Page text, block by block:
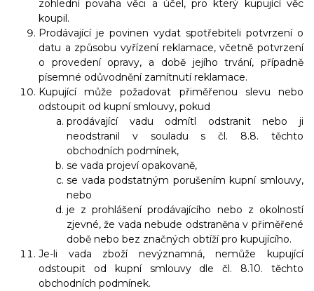
zohlední povaha věci a účel, pro který kupující věc
koupil.
Prodávající je povinen vydat spotřebiteli potvrzení o
datu a způsobu vyřízení reklamace, včetně potvrzení
o provedení opravy, a době jejího trvání, případně
písemné odůvodnění zamítnutí reklamace.
Kupující může požadovat přiměřenou slevu nebo
odstoupit od kupní smlouvy, pokud
prodávající vadu odmítl odstranit nebo ji
neodstranil v souladu s čl. 8.8. těchto
obchodních podmínek,
se vada projeví opakovaně,
se vada podstatným porušením kupní smlouvy,
nebo
je z prohlášení prodávajícího nebo z okolností
zjevné, že vada nebude odstraněna v přiměřené
době nebo bez značných obtíží pro kupujícího.
Je-li vada zboží nevýznamná, nemůže kupující
odstoupit od kupní smlouvy dle čl. 8.10. těchto
obchodních podmínek.